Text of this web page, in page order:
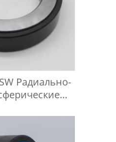
Радиально-